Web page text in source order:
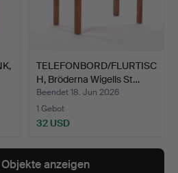
TELEFONBORD/FLURTISC
H, Bröderna Wigells St…
Beendet 18. Jun 2026
1 Gebot
32 USD
anzeigen